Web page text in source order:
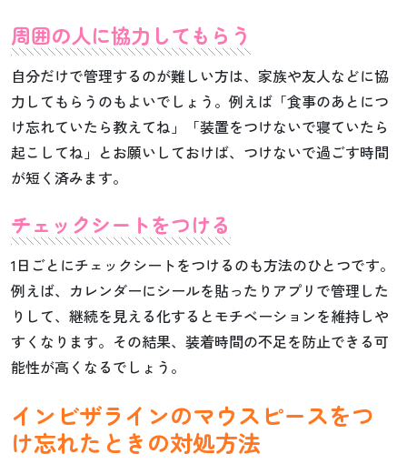
周囲の人に協力してもらう
自分だけで管理するのが難しい方は、家族や友人などに協
力してもらうのもよいでしょう。例えば「食事のあとにつ
け忘れていたら教えてね」「装置をつけないで寝ていたら
起こしてね」とお願いしておけば、つけないで過ごす時間
が短く済みます。
チェックシートをつける
1日ごとにチェックシートをつけるのも方法のひとつです。
例えば、カレンダーにシールを貼ったりアプリで管理した
りして、継続を見える化するとモチベーションを維持しや
すくなります。その結果、装着時間の不足を防止できる可
能性が高くなるでしょう。
インビザラインのマウスピースをつ
け忘れたときの対処方法